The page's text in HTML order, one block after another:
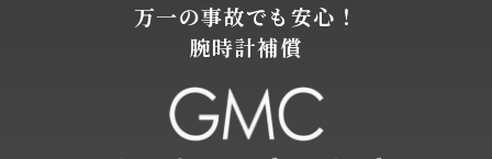
万一の事故でも安心！
腕時計補償